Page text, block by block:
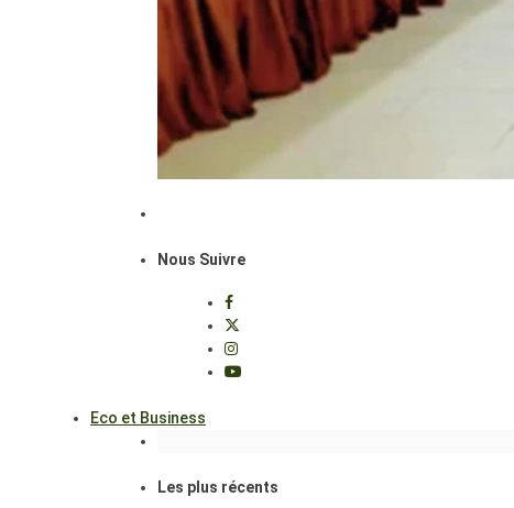
Nous Suivre
Eco et Business
Les plus récents